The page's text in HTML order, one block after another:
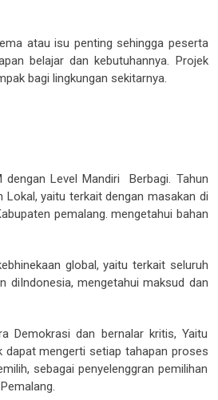
atau isu penting sehingga peserta
belajar dan kebutuhannya. Projek
bagi lingkungan sekitarnya.
Level Mandiri Berbagi. Tahun
yaitu terkait dengan masakan di
pemalang. mengetahui bahan
global, yaitu terkait seluruh
diIndonesia, mengetahui maksud dan
Demokrasi dan bernalar kritis, Yaitu
dapat mengerti setiap tahapan proses
sebagai penyelenggran pemilihan